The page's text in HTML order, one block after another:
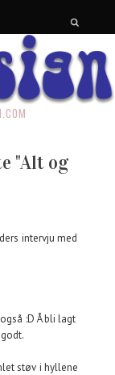
"Alt og
intervju med
:D Å bli lagt
støv i hyllene